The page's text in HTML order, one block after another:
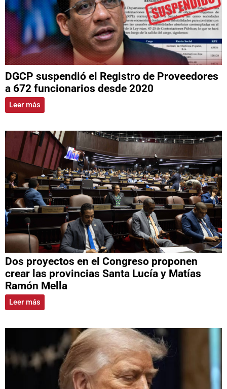
DGCP suspendió el Registro de Proveedores
a 672 funcionarios desde 2020
Leer más
Dos proyectos en el Congreso proponen
crear las provincias Santa Lucía y Matías
Ramón Mella
Leer más